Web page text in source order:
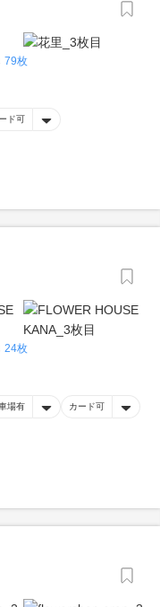
79枚
ド可
24枚
場有 カード可